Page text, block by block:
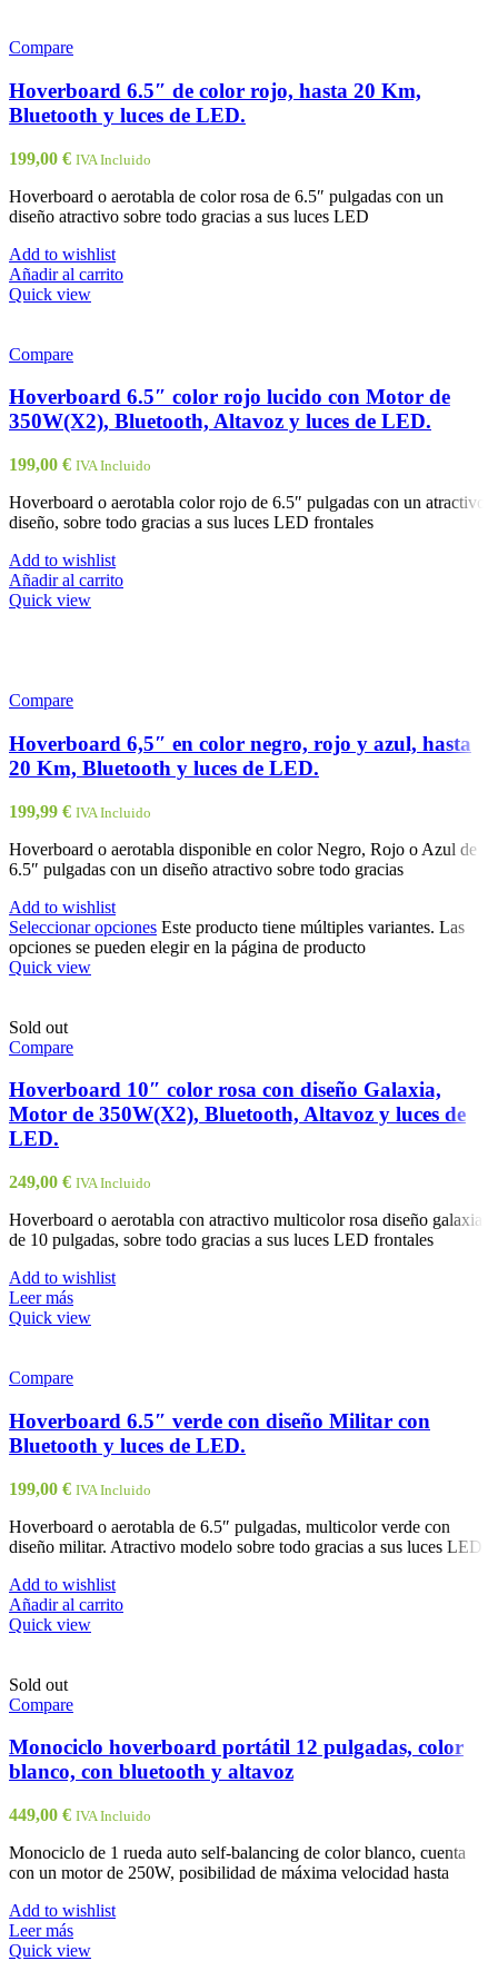
Compare
Hoverboard 6.5″ de color rojo, hasta 20 Km,
Bluetooth y luces de LED.
199,00 € IVA Incluido
Hoverboard o aerotabla de color rosa de 6.5″ pulgadas con un
diseño atractivo sobre todo gracias a sus luces LED
Add to wishlist
Añadir al carrito
Quick view
Compare
Hoverboard 6.5″ color rojo lucido con Motor de
350W(X2), Bluetooth, Altavoz y luces de LED.
199,00 € IVA Incluido
Hoverboard o aerotabla color rojo de 6.5″ pulgadas con un atractivo
diseño, sobre todo gracias a sus luces LED frontales
Add to wishlist
Añadir al carrito
Quick view
Compare
Hoverboard 6,5″ en color negro, rojo y azul, hasta
20 Km, Bluetooth y luces de LED.
199,99 € IVA Incluido
Hoverboard o aerotabla disponible en color Negro, Rojo o Azul de
6.5″ pulgadas con un diseño atractivo sobre todo gracias
Add to wishlist
Seleccionar opciones Este producto tiene múltiples variantes. Las
opciones se pueden elegir en la página de producto
Quick view
Sold out
Compare
Hoverboard 10″ color rosa con diseño Galaxia,
Motor de 350W(X2), Bluetooth, Altavoz y luces de
LED.
249,00 € IVA Incluido
Hoverboard o aerotabla con atractivo multicolor rosa diseño galaxia
de 10 pulgadas, sobre todo gracias a sus luces LED frontales
Add to wishlist
Leer más
Quick view
Compare
Hoverboard 6.5″ verde con diseño Militar con
Bluetooth y luces de LED.
199,00 € IVA Incluido
Hoverboard o aerotabla de 6.5″ pulgadas, multicolor verde con
diseño militar. Atractivo modelo sobre todo gracias a sus luces LED
Add to wishlist
Añadir al carrito
Quick view
Sold out
Compare
Monociclo hoverboard portátil 12 pulgadas, color
blanco, con bluetooth y altavoz
449,00 € IVA Incluido
Monociclo de 1 rueda auto self-balancing de color blanco, cuenta
con un motor de 250W, posibilidad de máxima velocidad hasta
Add to wishlist
Leer más
Quick view